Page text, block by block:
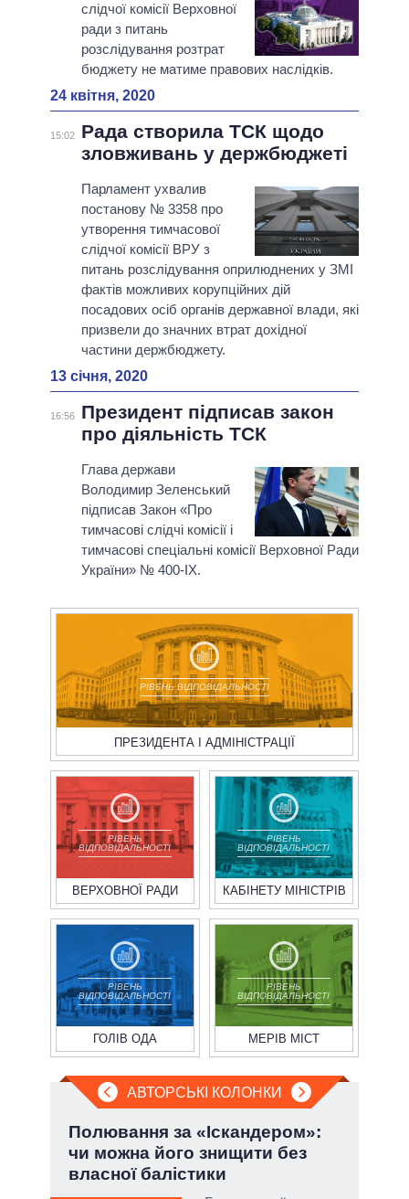
слідчої комісії Верховної
ради з питань
розслідування розтрат
бюджету не матиме правових наслідків.
24 квітня, 2020
15:02
Рада створила ТСК щодо
зловживань у держбюджеті
Парламент ухвалив
постанову № 3358 про
утворення тимчасової
слідчої комісії ВРУ з
питань розслідування оприлюднених у ЗМІ
фактів можливих корупційних дій
посадових осіб органів державної влади, які
призвели до значних втрат дохідної
частини держбюджету.
13 січня, 2020
16:56
Президент підписав закон
про діяльність ТСК
Глава держави
Володимир Зеленський
підписав Закон «Про
тимчасові слідчі комісії і
тимчасові спеціальні комісії Верховної Ради
України» № 400-ІХ.
РІВЕНЬ ВІДПОВІДАЛЬНОСТІ
ПРЕЗИДЕНТА І АДМІНІСТРАЦІЇ
РІВЕНЬ
ВІДПОВІДАЛЬНОСТІ
ВЕРХОВНОЇ РАДИ
РІВЕНЬ
ВІДПОВІДАЛЬНОСТІ
КАБІНЕТУ МІНІСТРІВ
РІВЕНЬ
ВІДПОВІДАЛЬНОСТІ
ГОЛІВ ОДА
РІВЕНЬ
ВІДПОВІДАЛЬНОСТІ
МЕРІВ МІСТ
АВТОРСЬКІ КОЛОНКИ
Полювання за «Іскандером»:
чи можна його знищити без
власної балістики